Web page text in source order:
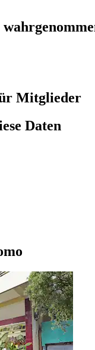
Mitglieder
Daten